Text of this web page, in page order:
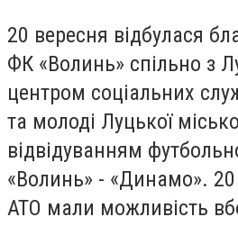
20 вересня відбулася
ФК «Волинь» спільно з
центром соціальних
та молоді Луцької
відвідуванням
«Волинь» - «Динамо».
АТО мали можливість